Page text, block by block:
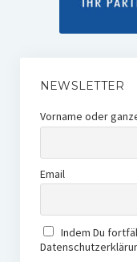
NEWSLETTER
Vorname oder
Email
Indem Du